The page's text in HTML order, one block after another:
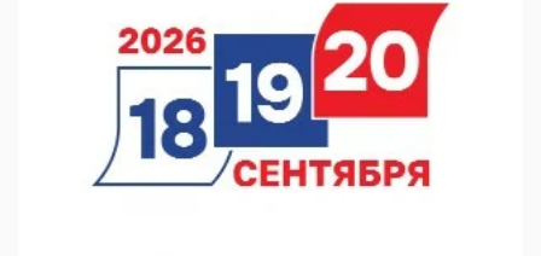
07.08.2026 12:15
В Нижнем Новгороде прошло совещание Росгвардии
07.08.2026 12:04